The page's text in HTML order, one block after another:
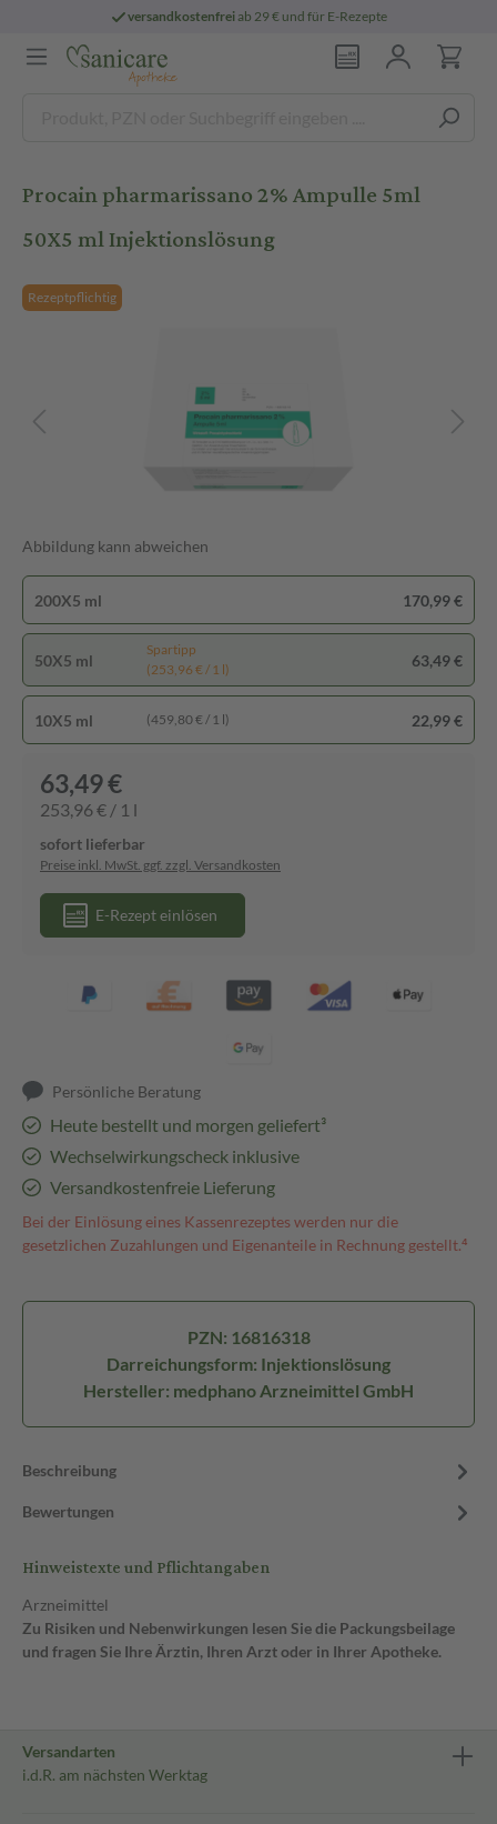
versandkostenfreiab 29 € und für E-Rezepte
Procain pharmarissano 2% Ampulle 5ml
50X5 ml Injektionslösung
Rezeptpflichtig
Abbildung kann abweichen
200X5 ml 170,99 €
50X5 ml
Spartipp
(253,96 € / 1 l)
63,49 €
10X5 ml (459,80 € / 1 l) 22,99 €
63,49 €
253,96 € / 1 l
sofort lieferbar
Preise inkl. MwSt. ggf. zzgl. Versandkosten
E-Rezept einlösen
Persönliche Beratung
Heute bestellt und morgen geliefert³
Wechselwirkungscheck inklusive
Versandkostenfreie Lieferung
Bei der Einlösung eines Kassenrezeptes werden nur die
gesetzlichen Zuzahlungen und Eigenanteile in Rechnung gestellt.⁴
PZN: 16816318
Darreichungsform: Injektionslösung
Hersteller: medphano Arzneimittel GmbH
Beschreibung
Bewertungen
Hinweistexte und Pflichtangaben
Arzneimittel
Zu Risiken und Nebenwirkungen lesen Sie die Packungsbeilage
und fragen Sie Ihre Ärztin, Ihren Arzt oder in Ihrer Apotheke.
Versandarten
i.d.R. am nächsten Werktag